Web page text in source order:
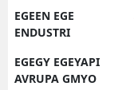
EGEEN EGE
ENDUSTRI
EGEGY EGEYAPI
AVRUPA GMYO